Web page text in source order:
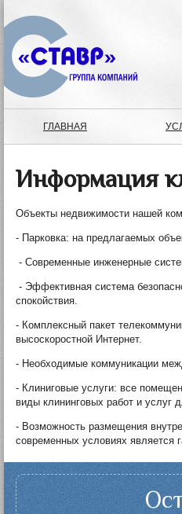
ГЛАВНАЯ
Информация
Объекты недвижимости нашей
- Парковка: на предлагаемых
- Современные инженерные
- Эффективная система
спокойствия.
- Комплексный пакет
высоскоростной Интернет.
- Необходимые коммуникации
- Клиниговые услуги: все
виды клининговых работ и услуг
- Возможность размещения
современных условиях является